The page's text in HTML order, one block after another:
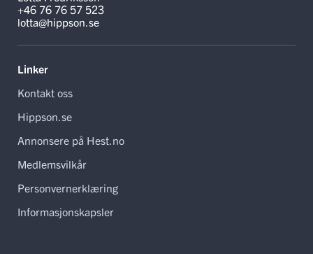
+46 76 76 57 523
lotta@hippson.se
Linker
Kontakt oss
Hippson.se
Annonsere på Hest.no
Medlemsvilkår
Personvernerklæring
Informasjonskapsler